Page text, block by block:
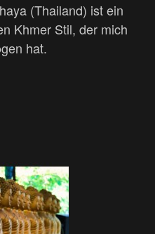
(Thailand) ist ein
Khmer Stil, der mich
hat.